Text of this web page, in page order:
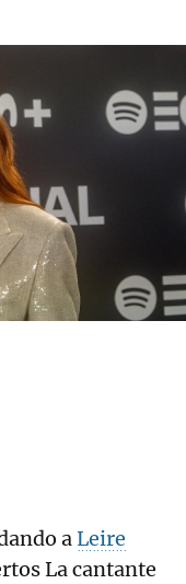
aLeire
La cantante